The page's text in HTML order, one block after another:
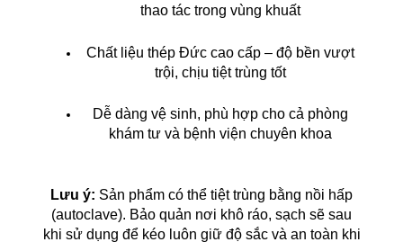
thao tác trong vùng khuất
Chất liệu thép Đức cao cấp – độ bền vượt
trội, chịu tiệt trùng tốt
Dễ dàng vệ sinh, phù hợp cho cả phòng
khám tư và bệnh viện chuyên khoa
Lưu ý: Sản phẩm có thể tiệt trùng bằng nồi hấp
(autoclave). Bảo quản nơi khô ráo, sạch sẽ sau
khi sử dụng để kéo luôn giữ độ sắc và an toàn khi